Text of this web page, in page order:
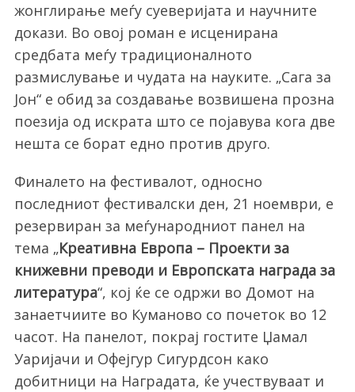
жонглирање меѓу суеверијата и научните
докази. Во овој роман е исценирана
средбата меѓу традиционалното
размислување и чудата на науките. „Сага за
Јон“ е обид за создавање возвишена прозна
поезија од искрата што се појавува кога две
нешта се борат едно против друго.
Финалето на фестивалот, односно
последниот фестивалски ден, 21 ноември, е
резервиран за меѓународниот панел на
тема „Креативна Европа – Проекти за
книжевни преводи и Европската награда за
литература“, кој ќе се одржи во Домот на
занаетчиите во Куманово со почеток во 12
часот. На панелот, покрај гостите Џамал
Уаријачи и Офејгур Сигурдсон како
добитници на Наградата, ќе учествуваат и